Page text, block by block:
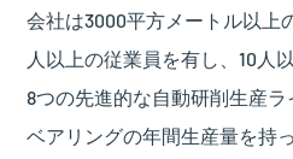
会社は3000平方メートル以上
人以上の従業員を有し、10人
8つの先進的な自動研削生産
ベアリングの年間生産量を持